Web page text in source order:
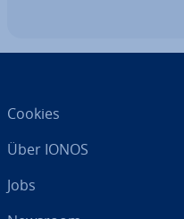
Cookies
Über IONOS
Jobs